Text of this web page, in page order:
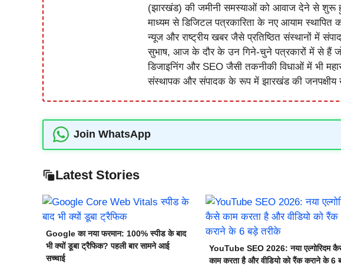
(झारखंड) की जमीनी समस्याओं को आवाज देने से
माध्यम से डिजिटल पत्रकारिता के नए आयाम स्थापित
न्यूज और राष्ट्रीय खबर जैसे प्रतिष्ठित संस्थानों में
सुभाष, आज के दौर के उन गिने-चुने पत्रकारों में से हैं
डिजाइनिंग और SEO जैसी तकनीकी विधाओं में भी
संस्थापक और संपादक के रूप में झारखंड की जनपक्षीय
Join WhatsApp
Latest Stories
Google का नया फरमान: 100% स्पीड के बाद
भी क्यों डूबा ट्रैफिक? पहली बार सामने आई
सच्चाई
YouTube SEO 2026: नया एल्गोरिदम
काम करता है और वीडियो को रैंक कराने के 6